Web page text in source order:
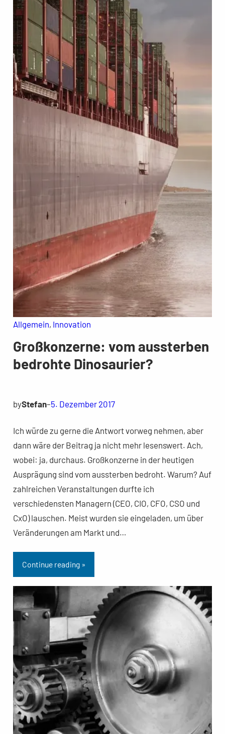
Allgemein, Innovation
Großkonzerne: vom aussterben
bedrohte Dinosaurier?
byStefan–5. Dezember 2017
Ich würde zu gerne die Antwort vorweg nehmen, aber
dann wäre der Beitrag ja nicht mehr lesenswert. Ach,
wobei: ja, durchaus. Großkonzerne in der heutigen
Ausprägung sind vom aussterben bedroht. Warum? Auf
zahlreichen Veranstaltungen durfte ich
verschiedensten Managern (CEO, CIO, CFO, CSO und
CxO) lauschen. Meist wurden sie eingeladen, um über
Veränderungen am Markt und…
Continue reading »